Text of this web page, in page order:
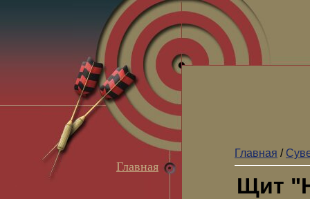
Главная
Главная /
Щит